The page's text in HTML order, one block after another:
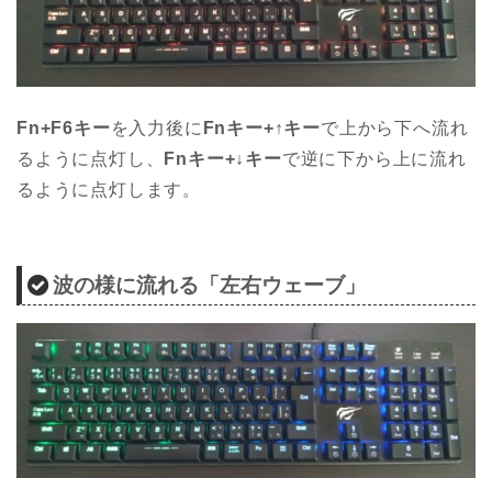
Fn+F6キーを入力後に Fnキー+↑キーで上から下へ流れ
るように点灯し、
Fnキー+↓キーで逆に下から上に流れ
るように点灯します。
波の様に流れる「左右ウェーブ」